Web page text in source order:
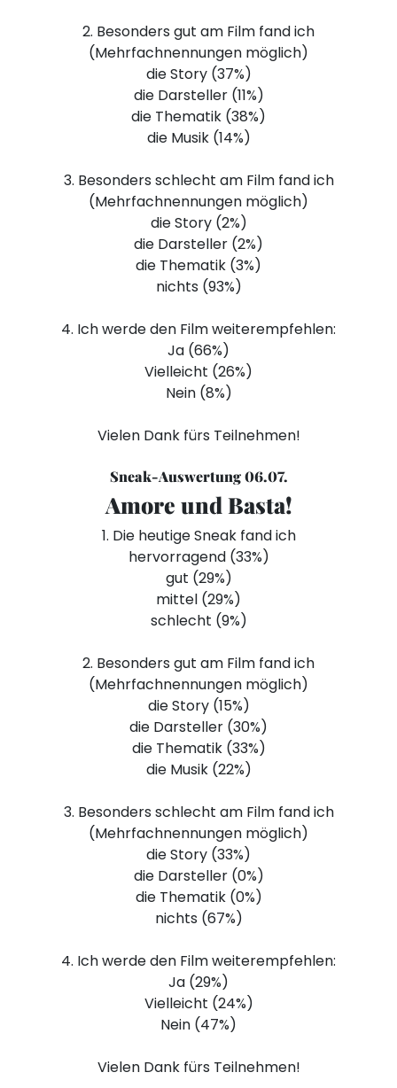
2. Besonders gut am Film fand ich
(Mehrfachnennungen möglich)
die Story (37%)
die Darsteller (11%)
die Thematik (38%)
die Musik (14%)
3. Besonders schlecht am Film fand ich
(Mehrfachnennungen möglich)
die Story (2%)
die Darsteller (2%)
die Thematik (3%)
nichts (93%)
4. Ich werde den Film weiterempfehlen:
Ja (66%)
Vielleicht (26%)
Nein (8%)
Vielen Dank fürs Teilnehmen!
Sneak-Auswertung 06.07.
Amore und Basta!
1. Die heutige Sneak fand ich
hervorragend (33%)
gut (29%)
mittel (29%)
schlecht (9%)
2. Besonders gut am Film fand ich
(Mehrfachnennungen möglich)
die Story (15%)
die Darsteller (30%)
die Thematik (33%)
die Musik (22%)
3. Besonders schlecht am Film fand ich
(Mehrfachnennungen möglich)
die Story (33%)
die Darsteller (0%)
die Thematik (0%)
nichts (67%)
4. Ich werde den Film weiterempfehlen:
Ja (29%)
Vielleicht (24%)
Nein (47%)
Vielen Dank fürs Teilnehmen!